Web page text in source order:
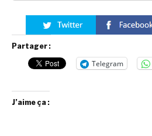
Partager :
Telegram
J’aime ça :